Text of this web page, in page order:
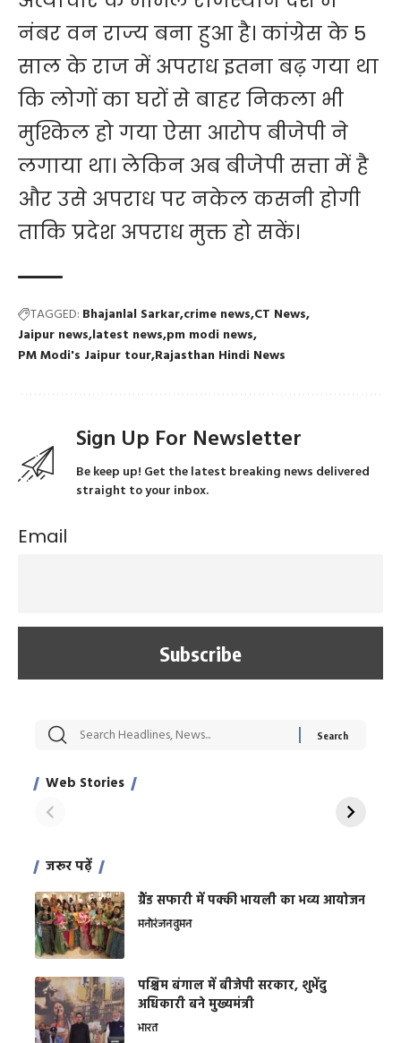
नंबर वन राज्य बना हुआ है। कांग्रेस के 5
साल के राज में अपराध इतना बढ़ गया था
कि लोगों का घरों से बाहर निकला भी
मुश्किल हो गया ऐसा आरोप बीजेपी ने
लगाया था। लेकिन अब बीजेपी सत्ता में है
और उसे अपराध पर ​नकेल कसनी होगी
ताकि प्रदेश अपराध मुक्त हो सकें।
TAGGED: Bhajanlal Sarkar crime news CT News
Jaipur news latest news pm modi news
PM Modi's Jaipur tour Rajasthan Hindi News
Sign Up For Newsletter
Be keep up! Get the latest breaking news delivered
straight to your inbox.
Email
Web Stories
सट्टेबाजी में अरेस्ट हुए
साहिल खान
रोज एक कच्चे लहसुन
जरूर पढ़ें
ग्रैंड सफारी में पक्की भायली का भव्य आयोजन
मनोरंजनवुमन
पश्चिम बंगाल में बीजेपी सरकार, शुभेंदु
अधिकारी बने मुख्यमंत्री
भारत